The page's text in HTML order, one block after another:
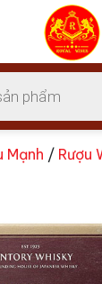
Mạnh / Rượu